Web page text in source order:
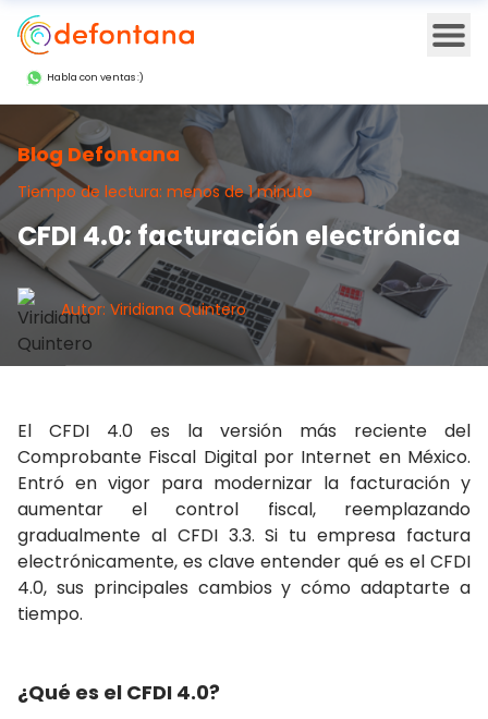
Habla con ventas :)
Blog Defontana
Tiempo de lectura: menos de 1 minuto
CFDI 4.0: facturación electrónica
Autor: Viridiana Quintero
El CFDI 4.0 es la versión más reciente del
Comprobante Fiscal Digital por Internet en México.
Entró en vigor para modernizar la facturación y
aumentar el control fiscal, reemplazando
gradualmente al CFDI 3.3. Si tu empresa factura
electrónicamente, es clave entender qué es el CFDI
4.0, sus principales cambios y cómo adaptarte a
tiempo.
¿Qué es el CFDI 4.0?